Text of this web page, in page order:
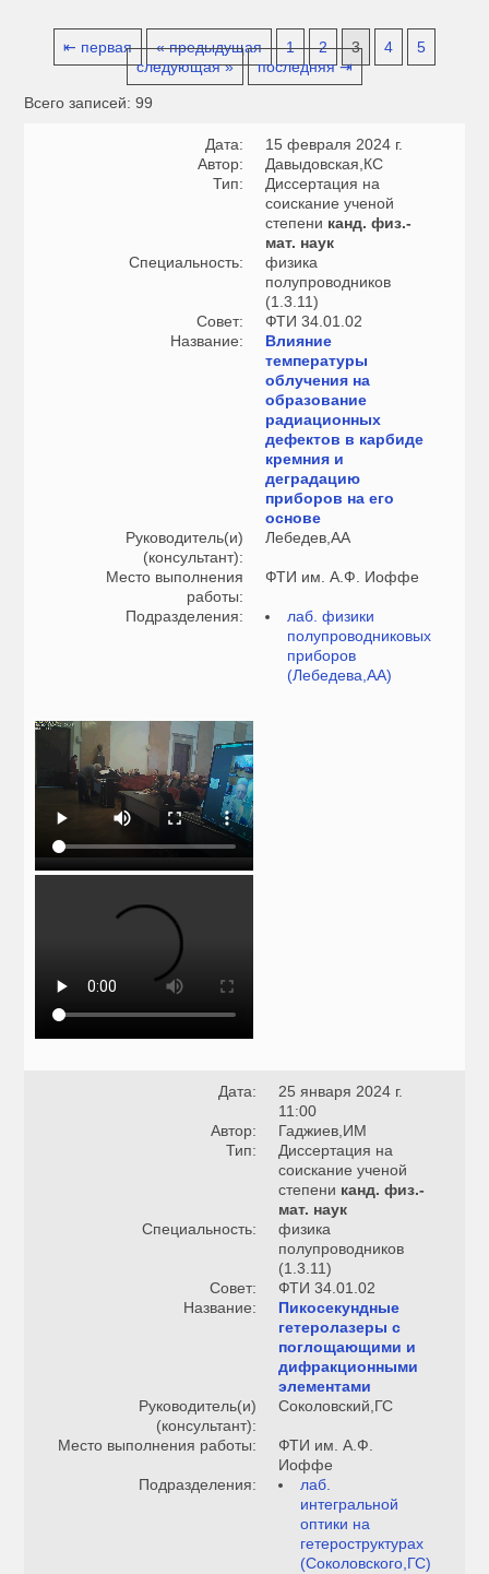
⇤ первая « предыдущая 1 2 3 4
5
следующая »
последняя ⇥
Всего записей: 99
Дата:
15 февраля 2024 г.
Автор:
Давыдовская,КС
Тип:
Диссертация на
соискание ученой
степени канд. физ.-
мат. наук
Специальность:
физика
полупроводников
(1.3.11)
Совет:
ФТИ 34.01.02
Название:
Влияние
температуры
облучения на
образование
радиационных
дефектов в карбиде
кремния и
деградацию
приборов на его
основе
Руководитель(и)
(консультант):
Лебедев,АА
Место выполнения
работы:
ФТИ им. А.Ф. Иоффе
Подразделения:
лаб. физики
полупроводниковых
приборов
(Лебедева,АА)
Дата:
25 января 2024 г.
11:00
Автор:
Гаджиев,ИМ
Тип:
Диссертация на
соискание ученой
степени канд. физ.-
мат. наук
Специальность:
физика
полупроводников
(1.3.11)
Совет:
ФТИ 34.01.02
Название:
Пикосекундные
гетеролазеры с
поглощающими и
дифракционными
элементами
Руководитель(и)
(консультант):
Соколовский,ГС
Место выполнения работы:
ФТИ им. А.Ф.
Иоффе
Подразделения:
лаб.
интегральной
оптики на
гетероструктурах
(Соколовского,ГС)